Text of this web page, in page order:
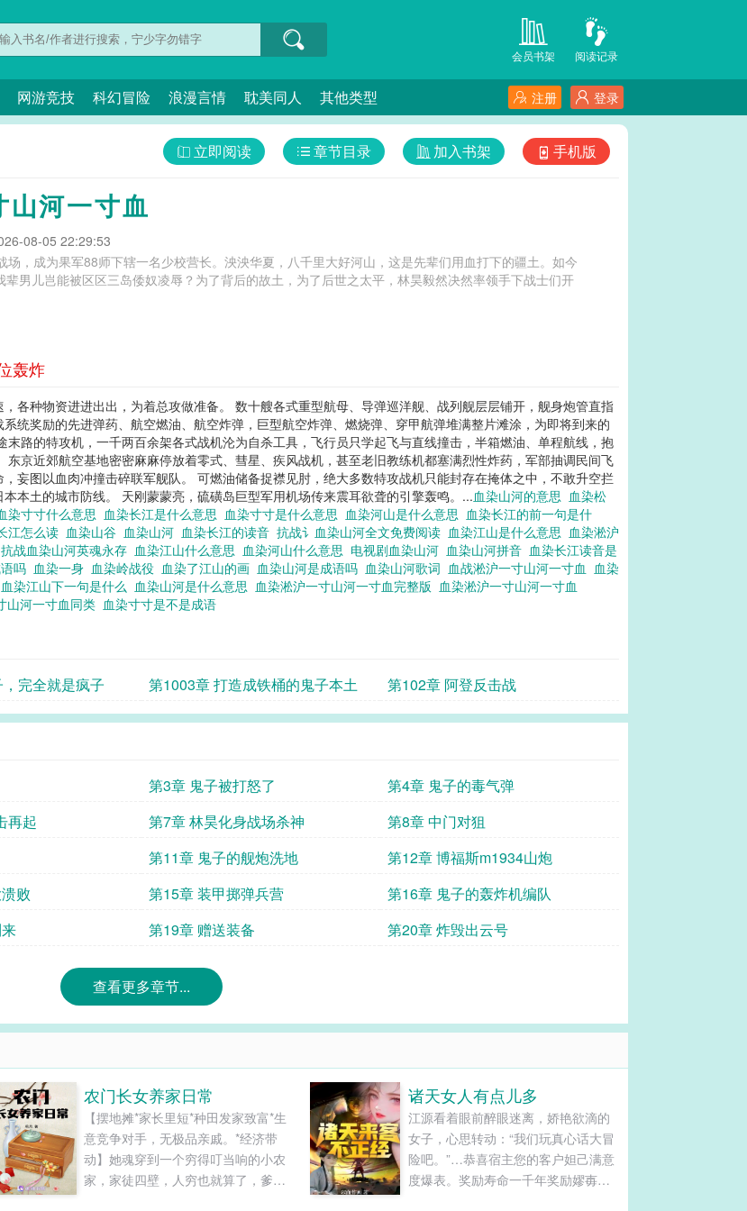
阅读记录
会员书架
网游竞技 科幻冒险 浪漫言情 耽美同人 其他类型 登录
注册
手机版
加入书架
章节目录
立即阅读
山河一寸血
08-05 22:29:53
场，成为果军88师下辖一名少校营长。泱泱华夏，八千里大好河山，这是先辈们用血打下的疆土。如今
男儿岂能被区区三岛倭奴凌辱？为了背后的故土，为了后世之太平，林昊毅然决然率领手下战士们开
轰炸
各种物资进进出出，为着总攻做准备。 数十艘各式重型航母、导弹巡洋舰、战列舰层层铺开，舰身炮管直指
统奖励的先进弹药、航空燃油、航空炸弹，巨型航空炸弹、燃烧弹、穿甲航弹堆满整片滩涂，为即将到来的
路的特攻机，一千两百余架各式战机沦为自杀工具，飞行员只学起飞与直线撞击，半箱燃油、单程航线，抱
京近郊航空基地密密麻麻停放着零式、彗星、疾风战机，甚至老旧教练机都塞满烈性炸药，军部抽调民间飞
妄图以血肉冲撞击碎联军舰队。 可燃油储备捉襟见肘，绝大多数特攻战机只能封存在掩体之中，不敢升空拦
本土的城市防线。 天刚蒙蒙亮，硫磺岛巨型军用机场传来震耳欲聋的引擎轰鸣。...血染山河的意思 血染松
染寸寸什么意思 血染长江是什么意思 血染寸寸是什么意思 血染河山是什么意思 血染长江的前一句是什
江怎么读 血染山谷 血染山河 血染长江的读音 抗战讠血染山河全文免费阅读 血染江山是什么意思 血染淞沪
抗战血染山河英魂永存 血染江山什么意思 血染河山什么意思 电视剧血染山河 血染山河拼音 血染长江读音是
吗 血染一身 血染岭战役 血染了江山的画 血染山河是成语吗 血染山河歌词 血战淞沪一寸山河一寸血 血染
血染江山下一句是什么 血染山河是什么意思 血染淞沪一寸山河一寸血完整版 血染淞沪一寸山河一寸血
山河一寸血同类 血染寸寸是不是成语
完全就是疯子 第1003章 打造成铁桶的鬼子本土 第102章 阿登反击战
第3章 鬼子被打怒了
第4章 鬼子的毒气弹
再起 第7章 林昊化身战场杀神
第8章 中门对狙
第11章 鬼子的舰炮洗地
第12章 博福斯m1934山炮
败 第15章 装甲掷弹兵营
第16章 鬼子的轰炸机编队
第19章 赠送装备 第20章 炸毁出云号
查看更多章节...
农门长女养家日常
【摆地摊*家长里短*种田发家致富*生
意竞争对手，无极品亲戚。*经济带
动】她魂穿到一个穷得叮当响的小农
家，家徒四壁，人穷也就算了，爹娘
诸天女人有点儿多
江源看着眼前醉眼迷离，娇艳欲滴的
女子，心思转动：“我们玩真心话大冒
险吧。”…恭喜宿主您的客户妲己满意
度爆表。奖励寿命一千年奖励嫪毐大